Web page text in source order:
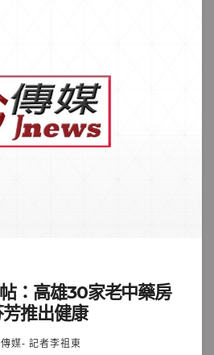
：高雄30家老中藥房
推出健康
媒- 記者李祖東